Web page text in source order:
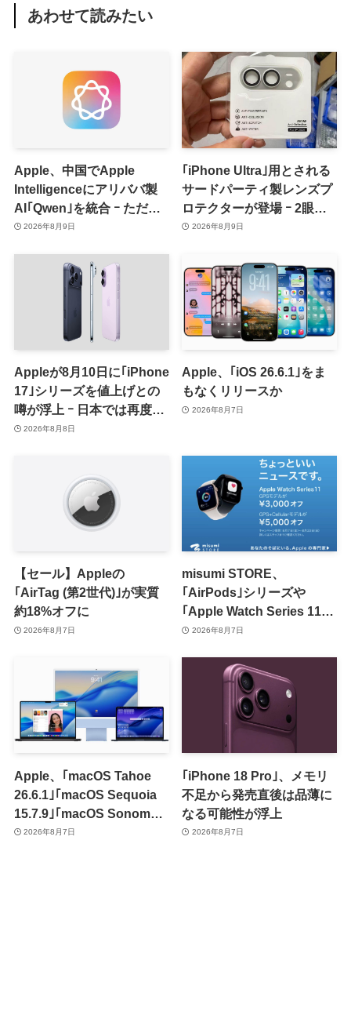
あわせて読みたい
Apple、中国でApple
Intelligenceにアリババ製
AI｢Qwen｣を統合 ｰ ただ、
ユーザーガイドを公開後に
2026年8月9日
｢iPhone Ultra｣用とされる
サードパーティ製レンズプ
ロテクターが登場 ｰ 2眼カ
メラ搭載や一部本体カラー
2026年8月9日
Appleが8月10日に｢iPhone
17｣シリーズを値上げとの
噂が浮上 ｰ 日本では再度値
上げの可能性も?!
2026年8月8日
Apple、｢iOS 26.6.1｣をま
もなくリリースか
2026年8月7日
【セール】Appleの
｢AirTag (第2世代)｣が実質
約18%オフに
2026年8月7日
misumi STORE、
｢AirPods｣シリーズや
｢Apple Watch Series 11｣
のセールを開催中
2026年8月7日
Apple、｢macOS Tahoe
26.6.1｣｢macOS Sequoia
15.7.9｣｢macOS Sonoma
14.8.9｣をリリース ｰ 画面共
2026年8月7日
｢iPhone 18 Pro｣、メモリ
不足から発売直後は品薄に
なる可能性が浮上
2026年8月7日